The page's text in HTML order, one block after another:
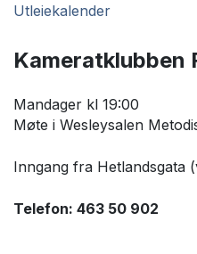
Utleiekalender
Kameratklubben
Mandager kl 19:00
Møte i Wesleysalen
Inngang fra Hetlandsgata
Telefon: 463 50 902